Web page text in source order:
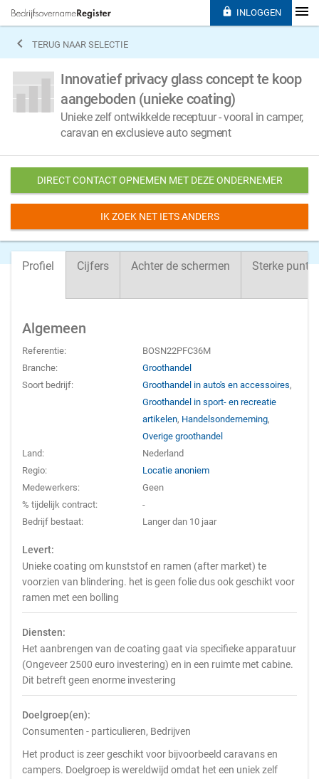
 TERUG NAAR SELECTIE
Innovatief privacy glass concept te koop
aangeboden (unieke coating)
Unieke zelf ontwikkelde receptuur - vooral in camper,
caravan en exclusieve auto segment
DIRECT CONTACT OPNEMEN MET DEZE ONDERNEMER
IK ZOEK NET IETS ANDERS
Profiel Cijfers Achter de schermen Sterke
Algemeen
Referentie:
BOSN22PFC36M
Branche:
Groothandel
Soort bedrijf:
Groothandel in auto's en accessoires,
Groothandel in sport- en recreatie
artikelen, Handelsonderneming,
Overige groothandel
Land:
Nederland
Regio:
Locatie anoniem
Medewerkers:
Geen
% tijdelijk contract:
-
Bedrijf bestaat:
Langer dan 10 jaar
Levert:
Unieke coating om kunststof en ramen (after market) te
voorzien van blindering. het is geen folie dus ook geschikt voor
ramen met een bolling
Diensten:
Het aanbrengen van de coating gaat via specifieke apparatuur
(Ongeveer 2500 euro investering) en in een ruimte met cabine.
Dit betreft geen enorme investering
Doelgroep(en):
Consumenten - particulieren, Bedrijven
Het product is zeer geschikt voor bijvoorbeeld caravans en
campers. Doelgroep is wereldwijd omdat het een uniek zelf
 INLOGGEN